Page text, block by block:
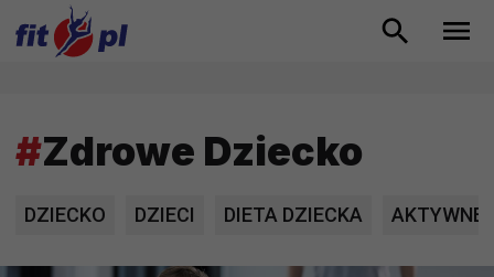
#Zdrowe Dziecko
DZIECKO DZIECI DIETA DZIECKA AKTYWNE